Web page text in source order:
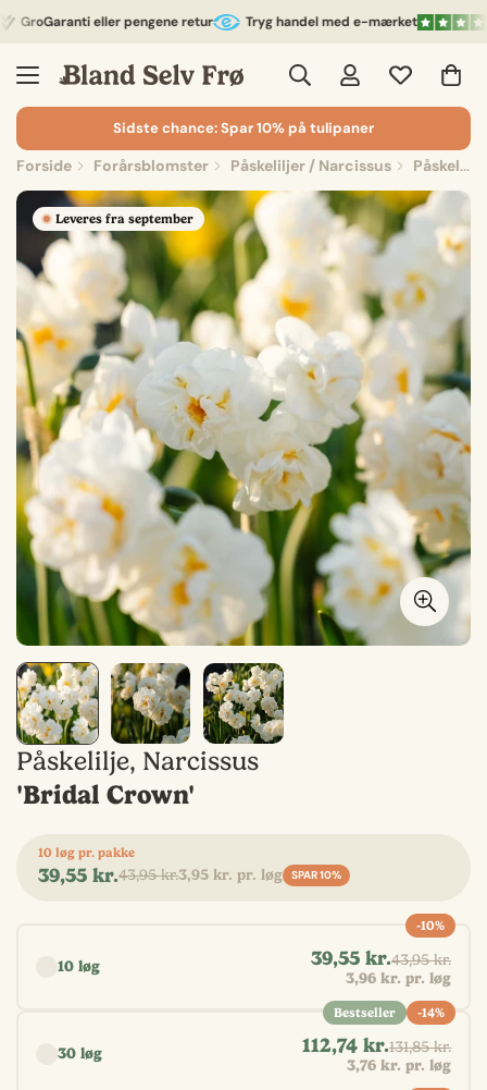
eller pengene retur Tryg handel med e-mærket
Sidste chance: Spar 10% på tulipaner
Forside Forårsblomster Påskeliljer / Narcissus Påskelilje, Narcissus 'Bridal Crown'
Leveres fra september
Påskelilje, Narcissus
'Bridal Crown'
10 løg pr. pakke
Udsalgspris
39,55 kr.
Normal
43,95 kr.3,95 kr. pr. løg SPAR10%
10 løg 39,55 kr.43,95 kr.
3,96 kr. pr. løg
-10%
30 løg 112,74 kr.131,85 kr.
3,76 kr. pr. løg
Bestseller -14%